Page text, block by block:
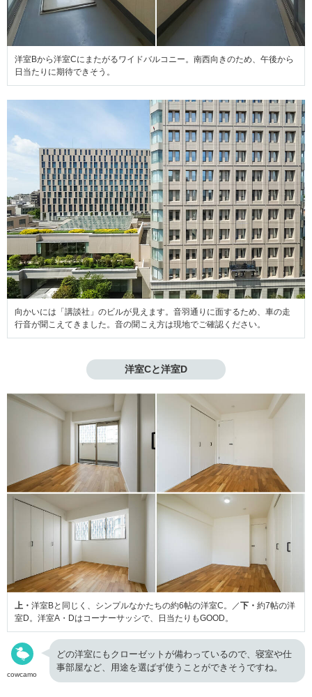
洋室Bから洋室Cにまたがるワイドバルコニー。南西向きのため、午後から
日当たりに期待できそう。
向かいには「講談社」のビルが見えます。音羽通りに面するため、車の走
行音が聞こえてきました。音の聞こえ方は現地でご確認ください。
洋室Cと洋室D
上・ 洋室Bと同じく、シンプルなかたちの約6帖の洋室C。／下・ 約7帖の洋
室D。洋室A・Dはコーナーサッシで、日当たりもGOOD。
cowcamo
どの洋室にもクローゼットが備わっているので、寝室や仕
事部屋など、用途を選ばず使うことができそうですね。